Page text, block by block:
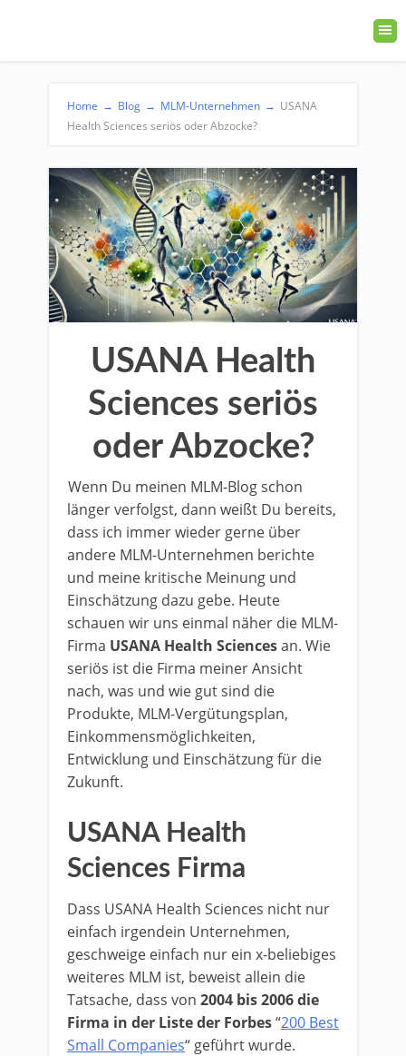
Home → Blog → MLM-Unternehmen → USANA
Health Sciences seriös oder Abzocke?
USANA Health
Sciences seriös
oder Abzocke?
Wenn Du meinen MLM-Blog schon
länger verfolgst, dann weißt Du bereits,
dass ich immer wieder gerne über
andere MLM-Unternehmen berichte
und meine kritische Meinung und
Einschätzung dazu gebe. Heute
schauen wir uns einmal näher die MLM-
Firma USANA Health Sciencesan. Wie
seriös ist die Firma meiner Ansicht
nach, was und wie gut sind die
Produkte, MLM-Vergütungsplan,
Einkommensmöglichkeiten,
Entwicklung und Einschätzung für die
Zukunft.
USANA Health
Sciences Firma
Dass USANA Health Sciences nicht nur
einfach irgendein Unternehmen,
geschweige einfach nur ein x-beliebiges
weiteres MLM ist, beweist allein die
Tatsache, dass von 2004 bis 2006 die
Firma in der Liste der Forbes“200 Best
Small Companies“ geführt wurde.